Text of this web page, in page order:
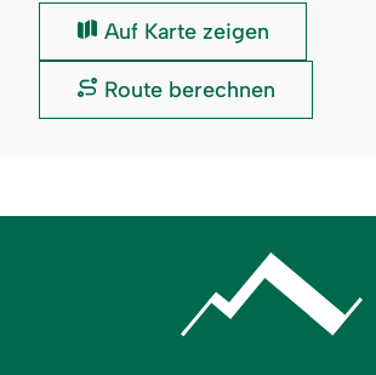
Ort
Auf Karte zeigen
Ort
Route berechnen